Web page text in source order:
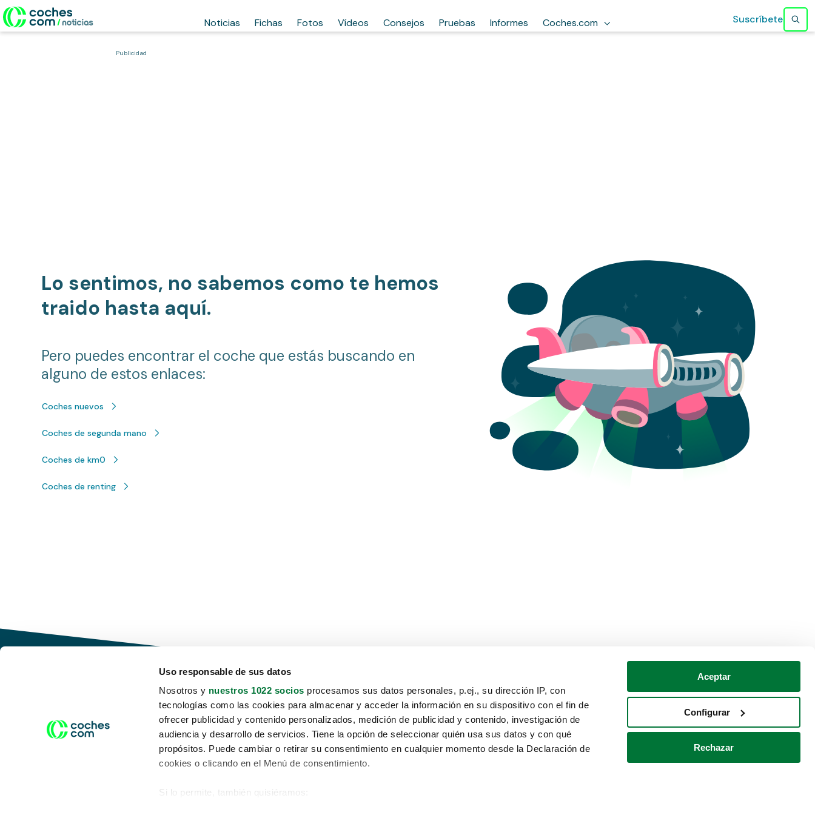
Uso responsable de sus datos
Nosotros y nuestros 1022 socios procesamos sus datos personales, p.ej., su dirección IP, con
tecnologías como las cookies para almacenar y acceder la información en su dispositivo con el fin de
ofrecer publicidad y contenido personalizados, medición de publicidad y contenido, investigación de
audiencia y desarrollo de servicios. Tiene la opción de seleccionar quién usa sus datos y con qué
propósitos. Puede cambiar o retirar su consentimiento en cualquier momento desde la Declaración de
cookies o clicando en el Menú de consentimiento.
Si lo permite, también quisiéramos:
Aceptar
Configurar
Rechazar
Noticias Fichas Fotos Vídeos Consejos Pruebas Informes Coches.com Suscríbete
Publicidad
Lo sentimos, no sabemos como te hemos
traido hasta aquí.
Pero puedes encontrar el coche que estás buscando en
alguno de estos enlaces:
Coches nuevos
Coches de segunda mano
Coches de km0
Coches de renting
Conduce tu futuro,
desata tu movilidad